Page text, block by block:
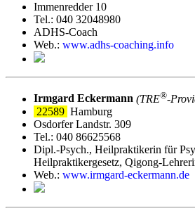
Immenredder 10
Tel.: 040 32048980
ADHS-Coach
Web.: www.adhs-coaching.info
Irmgard Eckermann (TRE®
22589 Hamburg
Osdorfer Landstr. 309
Tel.: 040 86625568
Dipl.-Psych., Heilpraktikerin für
Heilpraktikergesetz, Qigong-
Web.: www.irmgard-eckermann.de